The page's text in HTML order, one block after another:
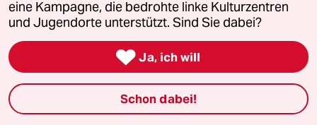
niederer Beweggrund, genau wie
Trennungsangst oder
Besitzanspruch. Ein weiterer wäre
Rache: "Du hast dich früher nicht
gekümmert und nun darfst du auch
nicht". Das riecht verdammt nach
Bestrafung und ist keinesfalls im
eine Kampagne, die bedrohte linke Kulturzentren
und Jugendorte unterstützt. Sind Sie dabei?
 Ja, ich will
Schon dabei!